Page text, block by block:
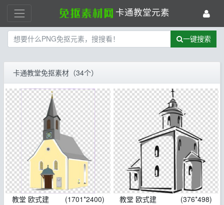
卡通教堂元素
一键搜索
卡通教堂免抠素材（34个）
教堂 欧式建 (1701*2400) 教堂 欧式建 (376*498)